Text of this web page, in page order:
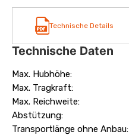
Technische Details
Technische Daten
Max. Hubhöhe:
Max. Tragkraft:
Max. Reichweite:
Abstützung:
Transportlänge ohne Anbau: